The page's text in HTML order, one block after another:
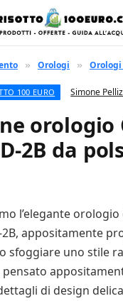
» Orologi » Orologi
100 EURO Simone
orologio
2B da
l’elegante orologio
2B, appositamente
sfoggiare uno stile
di design